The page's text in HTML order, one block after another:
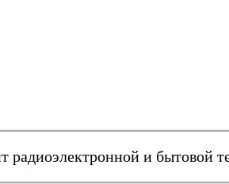
радиоэлектронной и бытовой